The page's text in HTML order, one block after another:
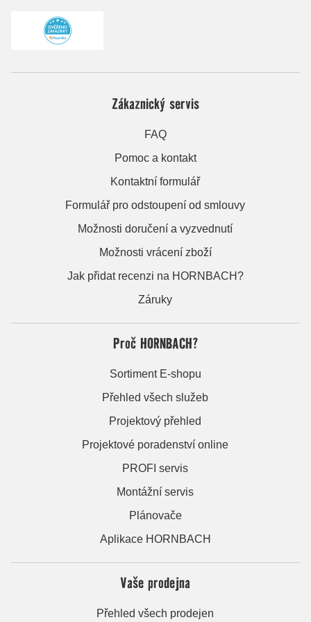
Zákaznický servis
FAQ
Pomoc a kontakt
Kontaktní formulář
Formulář pro odstoupení od smlouvy
Možnosti doručení a vyzvednutí
Možnosti vrácení zboží
Jak přidat recenzi na HORNBACH?
Záruky
Proč HORNBACH?
Sortiment E-shopu
Přehled všech služeb
Projektový přehled
Projektové poradenství online
PROFI servis
Montážní servis
Plánovače
Aplikace HORNBACH
Vaše prodejna
Přehled všech prodejen